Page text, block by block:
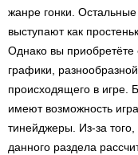
жанре гонки.
выступают как
Однако вы приобретёте
графики,
происходящего в игре.
имеют возможность
тинейджеры. Из-за
данного раздела